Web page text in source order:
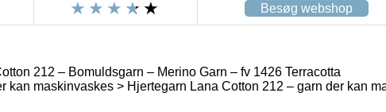
Besøg webshop
212 – Bomuldsgarn – Merino Garn – fv 1426 Terracotta
kan maskinvaskes > Hjertegarn Lana Cotton 212 – garn der kan